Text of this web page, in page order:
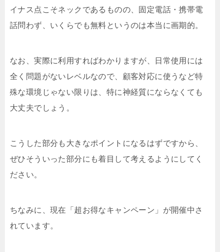
イナス点こそネックであるものの、固定電話・携帯電
話問わず、いくらでも無料というのは本当に画期的。
なお、実際に利用すればわかりますが、日常使用には
全く問題がないレベルなので、顧客対応に使うなど特
殊な環境じゃない限りは、特に神経質にならなくても
大丈夫でしょう。
こうした部分も大きなポイントになるはずですから、
ぜひそういった部分にも着目して考えるようにしてく
ださい。
ちなみに、現在「超お得なキャンペーン」が開催中さ
れています。